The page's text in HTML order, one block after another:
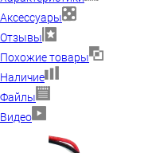
Аксессуары
Отзывы
Похожие товары
Наличие
Файлы
Видео